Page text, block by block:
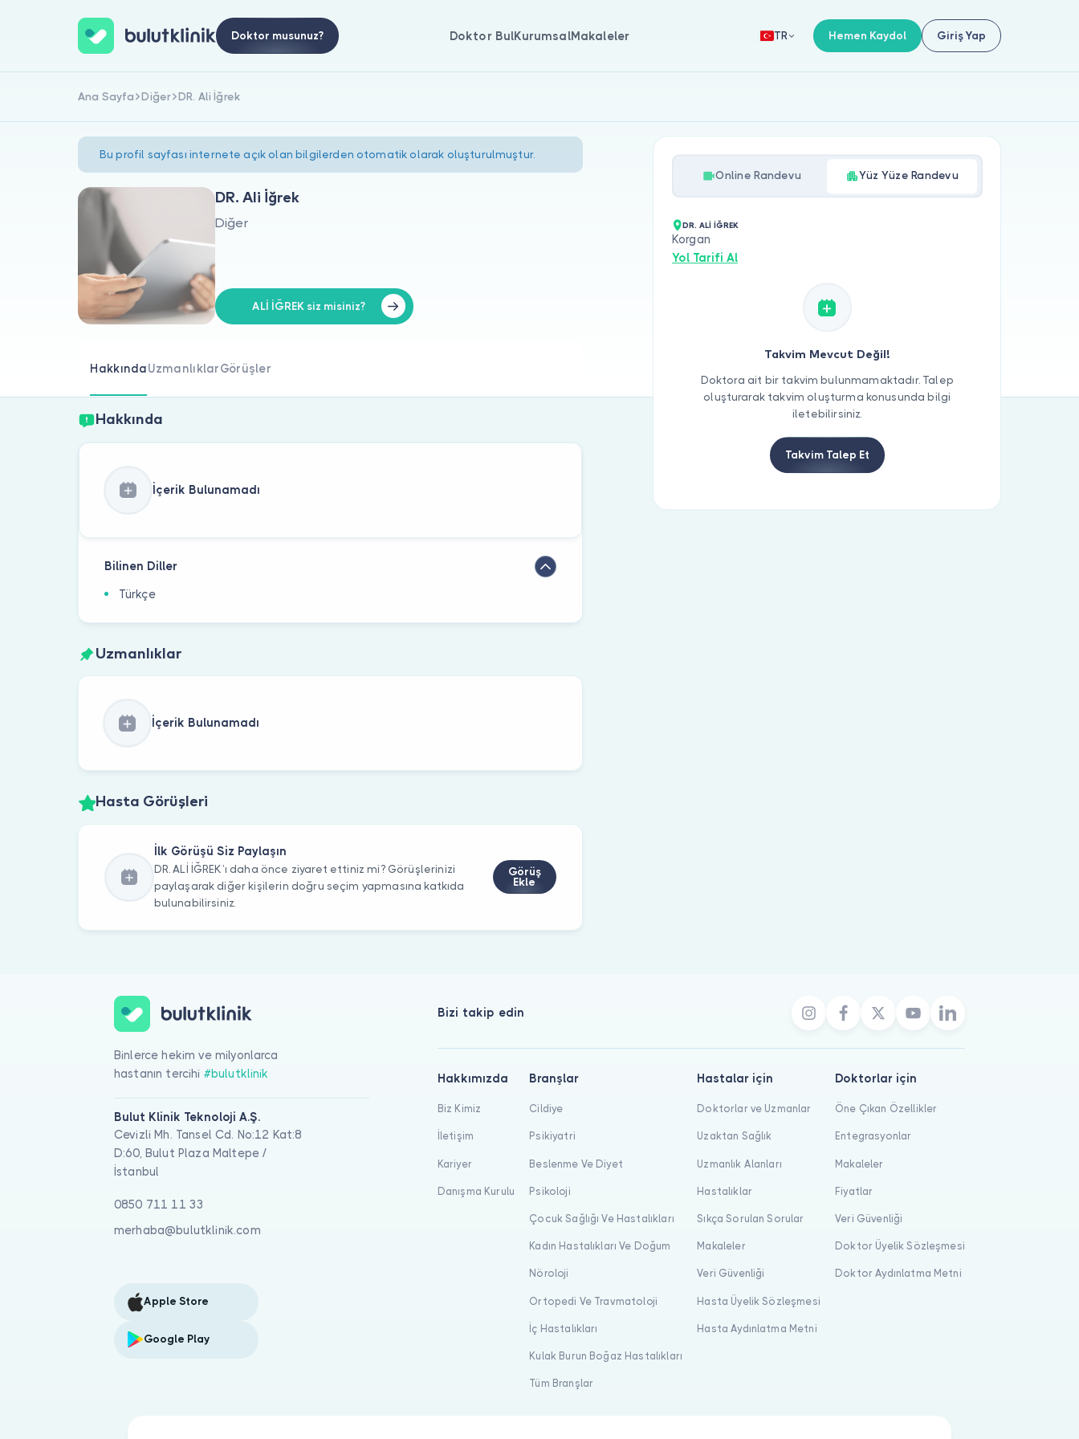
Doktor musunuz? Doktor BulKurumsalMakaleler TR Hemen Kaydol Giriş Yap
Ana Sayfa Diğer DR. Ali İğrek
Bu profil sayfası internete açık olan bilgilerden otomatik olarak oluşturulmuştur.
DR. Ali İğrek
Diğer
ALİ İĞREK siz misiniz?
HakkındaUzmanlıklarGörüşler
Hakkında
İçerik Bulunamadı
Bilinen Diller
Türkçe
Uzmanlıklar
İçerik Bulunamadı
Hasta Görüşleri
İlk Görüşü Siz Paylaşın
DR. ALİ İĞREK’ı daha önce ziyaret ettiniz mi? Görüşlerinizi
paylaşarak diğer kişilerin doğru seçim yapmasına katkıda
bulunabilirsiniz.
Görüş
Ekle
Online Randevu Yüz Yüze Randevu
DR. ALİ İĞREK
Korgan
Yol Tarifi Al
Takvim Mevcut Değil!
Doktora ait bir takvim bulunmamaktadır. Talep
oluşturarak takvim oluşturma konusunda bilgi
iletebilirsiniz.
Takvim Talep Et
Binlerce hekim ve milyonlarca
hastanın tercihi #bulutklinik
Bulut Klinik Teknoloji A.Ş.
Cevizli Mh. Tansel Cd. No:12 Kat:8
D:60, Bulut Plaza Maltepe /
İstanbul
0850 711 11 33
merhaba@bulutklinik.com
Apple Store
Google Play
Bizi takip edin
Hakkımızda
Biz Kimiz
İletişim
Kariyer
Danışma Kurulu
Branşlar
Cildiye
Psikiyatri
Beslenme Ve Diyet
Psikoloji
Çocuk Sağlığı Ve Hastalıkları
Kadın Hastalıkları Ve Doğum
Nöroloji
Ortopedi Ve Travmatoloji
İç Hastalıkları
Kulak Burun Boğaz Hastalıkları
Tüm Branşlar
Hastalar için
Doktorlar ve Uzmanlar
Uzaktan Sağlık
Uzmanlık Alanları
Hastalıklar
Sıkça Sorulan Sorular
Makaleler
Veri Güvenliği
Hasta Üyelik Sözleşmesi
Hasta Aydınlatma Metni
Doktorlar için
Öne Çıkan Özellikler
Entegrasyonlar
Makaleler
Fiyatlar
Veri Güvenliği
Doktor Üyelik Sözleşmesi
Doktor Aydınlatma Metni